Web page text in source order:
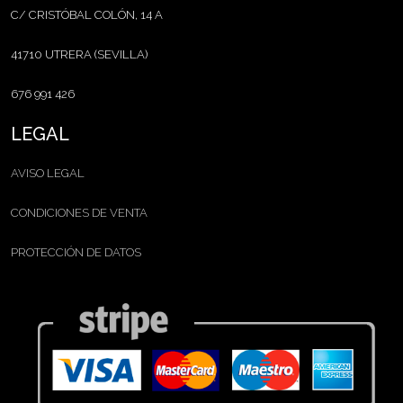
C/ CRISTÓBAL COLÓN, 14 A
41710 UTRERA (SEVILLA)
676 991 426
LEGAL
AVISO LEGAL
CONDICIONES DE VENTA
PROTECCIÓN DE DATOS